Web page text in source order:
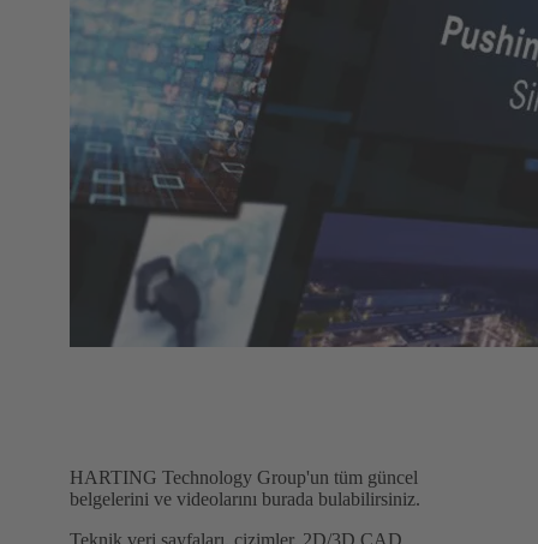
HARTING Technology Group'un tüm güncel
belgelerini ve videolarını burada bulabilirsiniz.